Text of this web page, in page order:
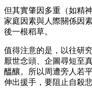
但其實肇因多重（如精
家庭因素與人際關係因
後一根稻草。
值得注意的是，以往研
厭世念頭、企圖尋短至
醞釀。所以周遭旁人若
伸出援手，要阻止自殺